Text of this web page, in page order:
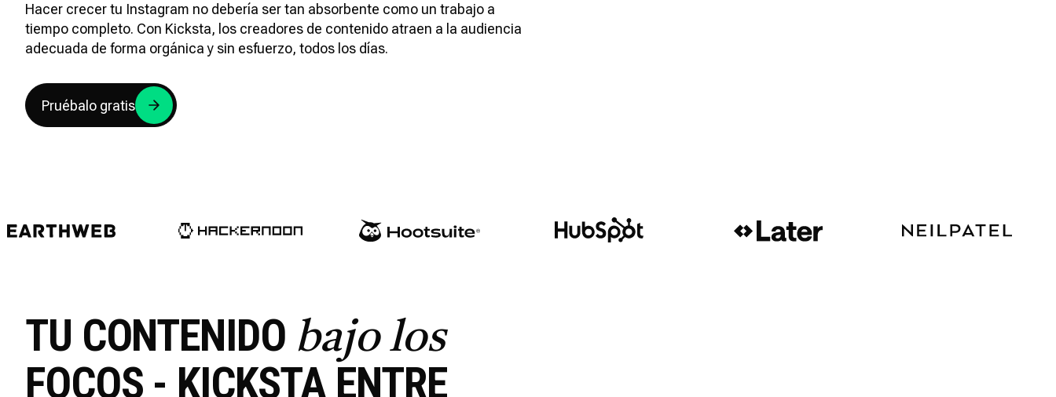
Hacer crecer tu Instagram no debería ser tan absorbente como un trabajo a
tiempo completo. Con Kicksta, los creadores de contenido atraen a la audiencia
adecuada de forma orgánica y sin esfuerzo, todos los días.
Pruébalo gratis
TU CONTENIDO bajo los
FOCOS - KICKSTA ENTRE